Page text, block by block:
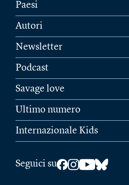
Paesi
Autori
Newsletter
Podcast
Savage love
Ultimo numero
Internazionale Kids
Seguici su